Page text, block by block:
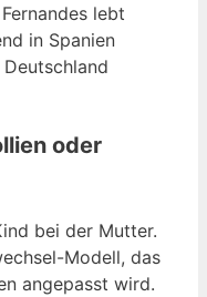
lebt
in Spanien
oder
bei der Mutter.
Modell, das
angepasst wird.